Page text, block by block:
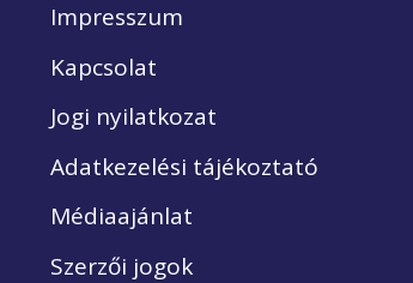
Impresszum
Kapcsolat
Jogi nyilatkozat
Adatkezelési tájékoztató
Médiaajánlat
Szerzői jogok